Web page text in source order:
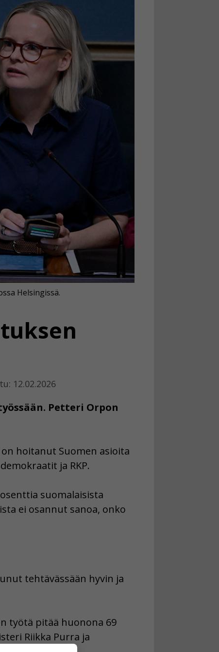
12.02.2026
Petteri Orpon
Helsingissä.
hoitanut Suomen asioita
ja RKP.
suomalaisista
ei osannut sanoa, onko
tehtävässään hyvin ja
työtä pitää huonona 69
Riikka Purra ja